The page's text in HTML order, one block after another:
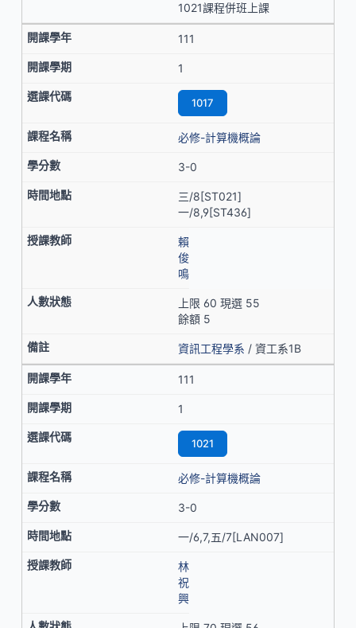
1021課程併班上課
111
1
1017
必修-計算機概論
3-0
三/8[ST021]
一/8,9[ST436]
賴
俊
鳴
上限 60 現選 55
餘額 5
資訊工程學系 / 資工系1B
111
1
1021
必修-計算機概論
3-0
一/6,7,五/7[LAN007]
林
祝
興